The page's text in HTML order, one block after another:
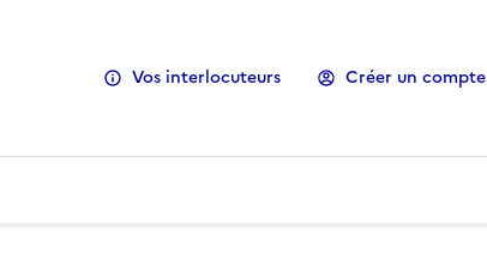
Vos interlocuteurs Créer un compte